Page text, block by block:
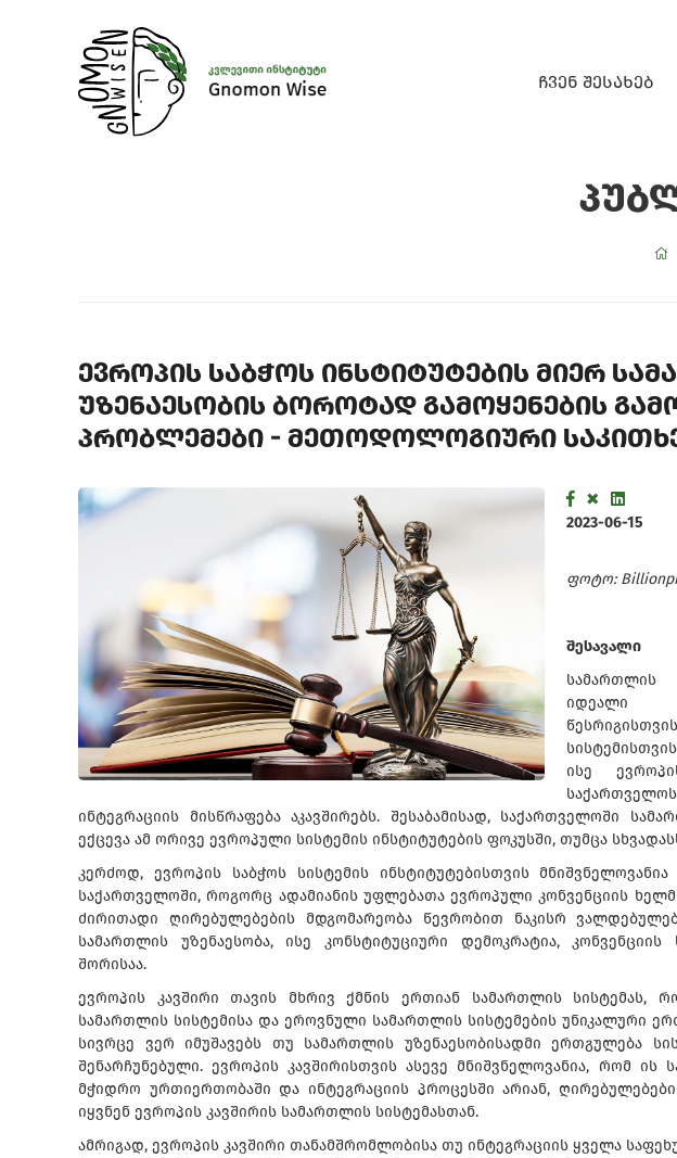
ჩვენ შესახებ
ევროპის საბჭოს ინსტიტუტების მიერ
უზენაესობის ბოროტად გამოყენების
პრობლემები - მეთოდოლოგიური
2023-06-15
ფოტო:
შესავალი
სამართლის
იდეალი
ისე
ინტეგრაციის მისწრაფება აკავშირებს. შესაბამისად, საქართველოში
ექცევა ამ ორივე ევროპული სისტემის ინსტიტუტების ფოკუსში, თუმცა
კერძოდ, ევროპის საბჭოს სისტემის ინსტიტუტებისთვის მნიშვნელოვანია
საქართველოში, როგორც ადამიანის უფლებათა ევროპული კონვენციის
ძირითადი ღირებულებების მდგომარეობა წევრობით ნაკისრ
სამართლის უზენაესობა, ისე კონსტიტუციური დემოკრატია,
შორისაა.
ევროპის კავშირი თავის მხრივ ქმნის ერთიან სამართლის სისტემას,
სამართლის სისტემისა და ეროვნული სამართლის სისტემების უნიკალური
სივრცე ვერ იმუშავებს თუ სამართლის უზენაესობისადმი ერთგულება
შენარჩუნებული. ევროპის კავშირისთვის ასევე მნიშვნელოვანია, რომ ის
მჭიდრო ურთიერთობაში და ინტეგრაციის პროცესში არიან,
იყვნენ ევროპის კავშირის სამართლის სისტემასთან.
ამრიგად, ევროპის კავშირი თანამშრომლობისა თუ ინტეგრაციის ყველა